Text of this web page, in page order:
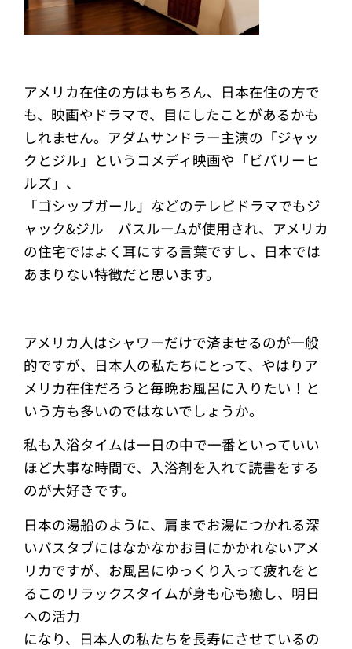
アメリカ在住の方はもちろん、日本在住の方で
も、映画やドラマで、目にしたことがあるかも
しれません。アダムサンドラー主演の「ジャッ
クとジル」というコメディ映画や「ビバリーヒ
ルズ」、
「ゴシップガール」などのテレビドラマでもジ
ャック&ジル バスルームが使用され、アメリカ
の住宅ではよく耳にする言葉ですし、日本では
あまりない特徴だと思います。
アメリカ人はシャワーだけで済ませるのが一般
的ですが、日本人の私たちにとって、やはりア
メリカ在住だろうと毎晩お風呂に入りたい！と
いう方も多いのではないでしょうか。
私も入浴タイムは一日の中で一番といっていい
ほど大事な時間で、入浴剤を入れて読書をする
のが大好きです。
日本の湯船のように、肩までお湯につかれる深
いバスタブにはなかなかお目にかかれないアメ
リカですが、お風呂にゆっくり入って疲れをと
るこのリラックスタイムが身も心も癒し、明日
への活力
になり、日本人の私たちを長寿にさせているの